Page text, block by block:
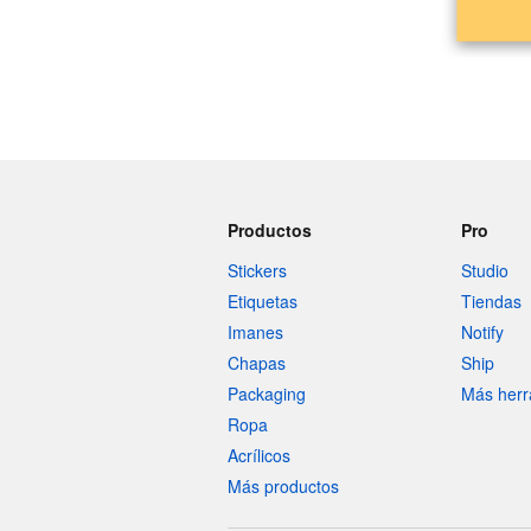
Productos
Stickers
Etiquetas
Imanes
Chapas
Packaging
Ropa
Acrílicos
Más productos
Pro
Studio
Tiendas
Notify
Ship
Más